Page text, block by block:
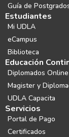
Guía de
Estudiantes
Mi UDLA
eCampus
Biblioteca
Educación
Diplomados Online
Magister y
UDLA Capacita
Servicios
Portal de Pago
Certificados